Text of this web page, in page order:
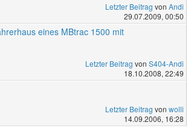
Letzter Beitrag von Andi
29.07.2009, 00:50
eines MBtrac 1500 mit
Letzter Beitrag von S404-Andi
18.10.2008, 22:49
Letzter Beitrag von wolli
14.09.2006, 16:28